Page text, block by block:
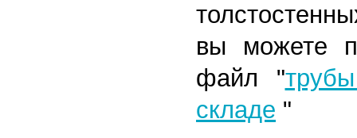
вы можете
файл
"
складе "